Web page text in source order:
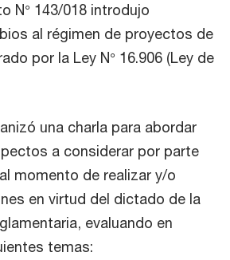
N° 143/018 introdujo
al régimen de proyectos de
por la Ley N° 16.906 (Ley de
una charla para abordar
a considerar por parte
momento de realizar y/o
en virtud del dictado de la
evaluando en
temas: